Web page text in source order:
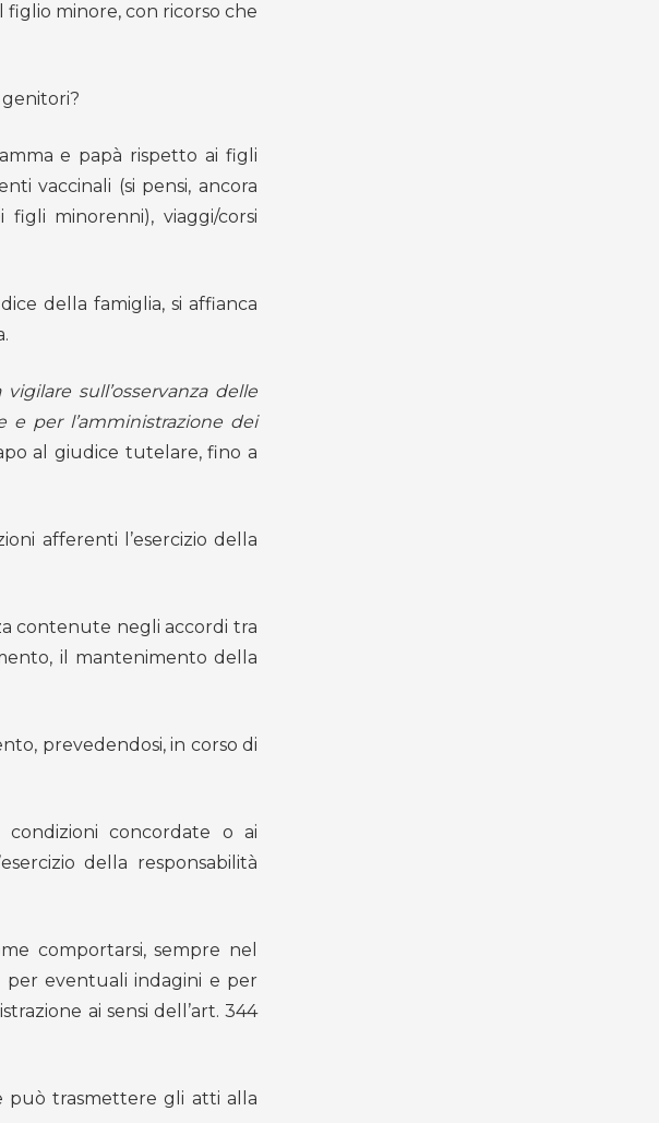
minore, con ricorso che
e papà rispetto ai figli
vaccinali (si pensi, ancora
minorenni), viaggi/corsi
della famiglia, si affianca
sull’osservanza delle
e per l’amministrazione dei
al giudice tutelare, fino a
afferenti l’esercizio della
contenute negli accordi tra
il mantenimento della
prevedendosi, in corso di
concordate o ai
della responsabilità
comportarsi, sempre nel
per eventuali indagini e per
ai sensi dell’art. 344
può trasmettere gli atti alla